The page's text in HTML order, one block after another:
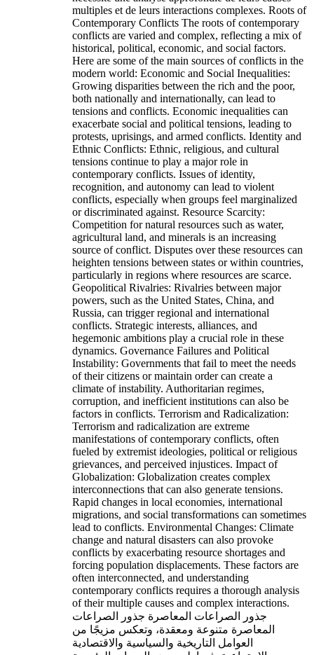
multiples et de leurs interactions complexes. Roots of
Contemporary Conflicts The roots of contemporary
conflicts are varied and complex, reflecting a mix of
historical, political, economic, and social factors.
Here are some of the main sources of conflicts in the
modern world: Economic and Social Inequalities:
Growing disparities between the rich and the poor,
both nationally and internationally, can lead to
tensions and conflicts. Economic inequalities can
exacerbate social and political tensions, leading to
protests, uprisings, and armed conflicts. Identity and
Ethnic Conflicts: Ethnic, religious, and cultural
tensions continue to play a major role in
contemporary conflicts. Issues of identity,
recognition, and autonomy can lead to violent
conflicts, especially when groups feel marginalized
or discriminated against. Resource Scarcity:
Competition for natural resources such as water,
agricultural land, and minerals is an increasing
source of conflict. Disputes over these resources can
heighten tensions between states or within countries,
particularly in regions where resources are scarce.
Geopolitical Rivalries: Rivalries between major
powers, such as the United States, China, and
Russia, can trigger regional and international
conflicts. Strategic interests, alliances, and
hegemonic ambitions play a crucial role in these
dynamics. Governance Failures and Political
Instability: Governments that fail to meet the needs
of their citizens or maintain order can create a
climate of instability. Authoritarian regimes,
corruption, and inefficient institutions can also be
factors in conflicts. Terrorism and Radicalization:
Terrorism and radicalization are extreme
manifestations of contemporary conflicts, often
fueled by extremist ideologies, political or religious
grievances, and perceived injustices. Impact of
Globalization: Globalization creates complex
interconnections that can also generate tensions.
Rapid changes in local economies, international
migrations, and social transformations can sometimes
lead to conflicts. Environmental Changes: Climate
change and natural disasters can also provoke
conflicts by exacerbating resource shortages and
forcing population displacements. These factors are
often interconnected, and understanding
contemporary conflicts requires a thorough analysis
of their multiple causes and complex interactions.
جذور الصراعات المعاصرة جذور الصراعات
المعاصرة متنوعة ومعقدة، وتعكس مزيجًا من
العوامل التاريخية والسياسية والاقتصادية